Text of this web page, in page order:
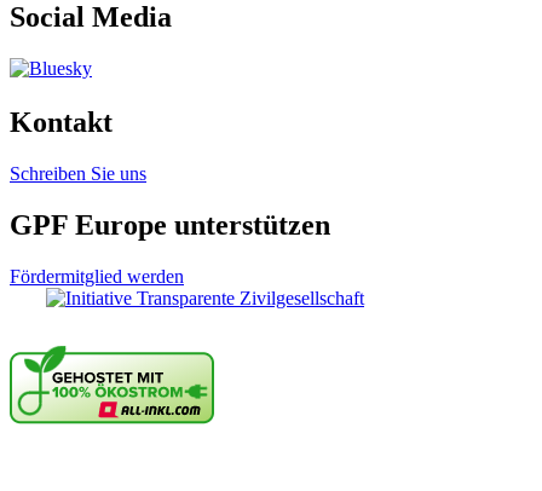
Social Media
Kontakt
Schreiben Sie uns
GPF Europe unterstützen
Fördermitglied werden